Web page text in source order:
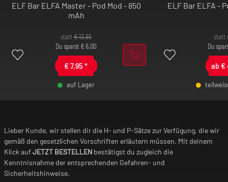
statt€13,95
Du sparst € 6,00
€ 7,95 *
auf Lager
ELF Bar ELFA Master - Pod Mod - 850
mAh
statt
Du
ab €
ELF Bar ELFA -
Lieber Kunde, wir stellen dir die H- und P-Sätze zur Verfügung, die wir
gemäß den gesetzlichen Vorschriften erläutern müssen. Mit deinem
Klick aufJETZT BESTELLEN bestätigst du zugleich die
Kenntnisnahme der entsprechenden Gefahren- und
Sicherheitshinweise.